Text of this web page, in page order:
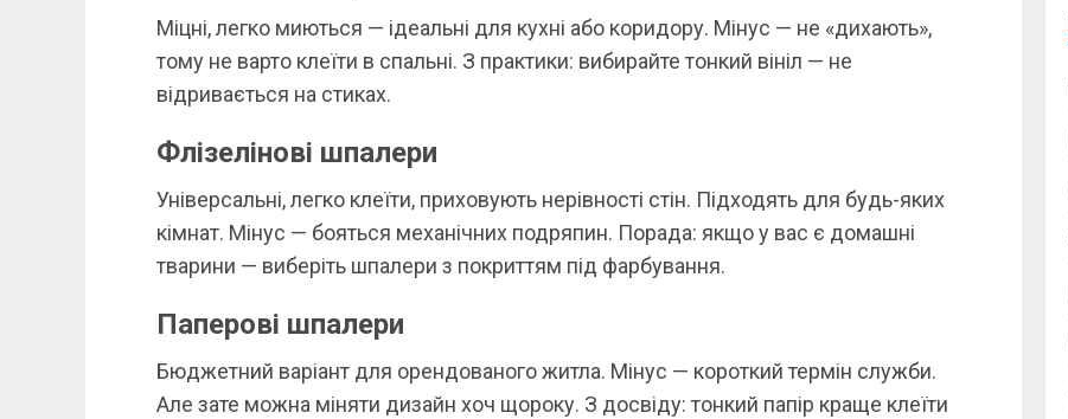
Міцні, легко миються — ідеальні для кухні або коридору. Мінус — не «дихають»,
тому не варто клеїти в спальні. З практики: вибирайте тонкий вініл — не
відривається на стиках.
Флізелінові шпалери
Універсальні, легко клеїти, приховують нерівності стін. Підходять для будь-яких
кімнат. Мінус — бояться механічних подряпин. Порада: якщо у вас є домашні
тварини — виберіть шпалери з покриттям під фарбування.
Паперові шпалери
Бюджетний варіант для орендованого житла. Мінус — короткий термін служби.
Але зате можна міняти дизайн хоч щороку. З досвіду: тонкий папір краще клеїти